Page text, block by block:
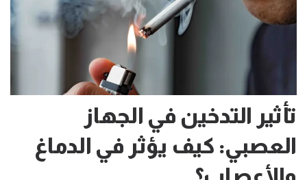
تأثير التدخين في الجهاز
العصبي: كيف يؤثر في الدماغ